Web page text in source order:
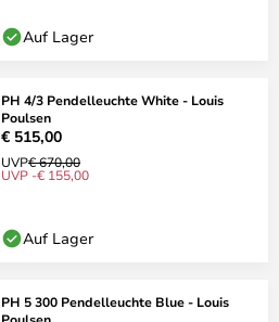
Auf Lager
PH 4/3 Pendelleuchte White - Louis
Poulsen
€ 515,00
UVP€ 670,00
UVP -€ 155,00
Auf Lager
PH 5 300 Pendelleuchte Blue - Louis